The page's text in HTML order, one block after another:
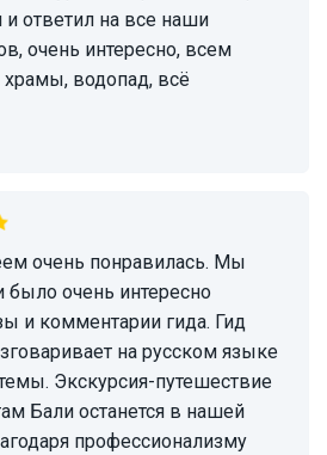
ответил на все наши
очень интересно, всем
водопад, всё
очень интересно
и комментарии гида. Гид
на русском языке
Экскурсия-путешествие
Бали останется в нашей
профессионализму